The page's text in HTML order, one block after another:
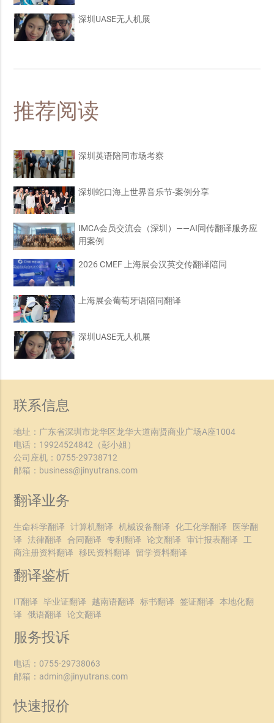
深圳UASE无人机展
推荐阅读
深圳英语陪同市场考察
深圳蛇口海上世界音乐节-案例分享
IMCA会员交流会（深圳）——AI同传翻译服务应
用案例
2026 CMEF 上海展会汉英交传翻译陪同
上海展会葡萄牙语陪同翻译
深圳UASE无人机展
联系信息
地址：广东省深圳市龙华区龙华大道南贤商业广场A座1004
电话： 19924524842 （彭小姐）
公司座机： 0755-29738712
邮箱： business@jinyutrans.com
翻译业务
生命科学翻译 计算机翻译 机械设备翻译 化工化学翻译
医学翻
译
法律翻译 合同翻译 专利翻译 论文翻译 审计报表翻译
工
商注册资料翻译
移民资料翻译 留学资料翻译
翻译鉴析
IT翻译 毕业证翻译 越南语翻译 标书翻译 签证翻译
本地化翻
译
俄语翻译 论文翻译
服务投诉
电话： 0755-29738063
邮箱： admin@jinyutrans.com
快速报价